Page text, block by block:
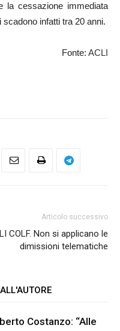
la cessazione immediata
infatti tra 20 anni.
Fonte: ACLI
Articolo successivo
COLF. Non si applicano le
dimissioni telematiche
Costanzo: “Alle